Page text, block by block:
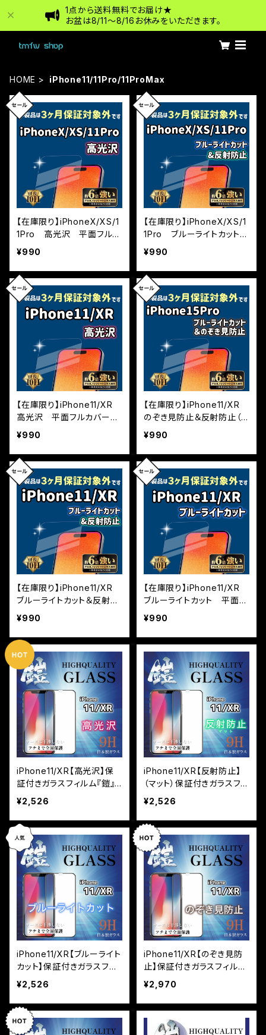
1点から送料無料でお届け★
お盆は8/11〜8/16お休みをいただきます。
HOME iPhone11/11Pro/11ProMax
【在庫限り】iPhoneX/XS/1
1Pro 高光沢 平面フルカ
バー ※3カ月保証付帯な
¥990
【在庫限り】iPhoneX/XS/1
1Pro ブルーライトカット＆
反射防止（マット）全面フル
なし
¥990
【在庫限り】iPhone11/XR
高光沢 平面フルカバー
※3カ月保証付帯なし
¥990
【在庫限り】iPhone11/XR
のぞき見防止＆反射防止（マ
ット） 平面フルカバー ※
¥990
【在庫限り】iPhone11/XR
ブルーライトカット＆反射防
止（マット） 平面フルカバ
¥990
【在庫限り】iPhone11/XR
ブルーライトカット 平面フ
ルカバー ※3カ月保証付
¥990
iPhone11/XR【高光沢】保
証付きガラスフィルム『鎧』
全面フルカバー
¥2,526
iPhone11/XR【反射防止】
（マット）保証付きガラスフィ
ルム『鎧』全面フルカバー
¥2,526
iPhone11/XR【ブルーライト
カット】保証付きガラスフィ
ルム『鎧』全面フルカバー
¥2,526
iPhone11/XR【のぞき見防
止】保証付きガラスフィルム
『鎧』全面フルカバー
¥2,970